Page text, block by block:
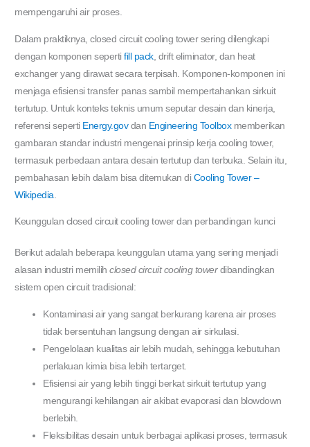
mempengaruhi air proses.
Dalam praktiknya, closed circuit cooling tower sering dilengkapi
dengan komponen sepertifill pack, drift eliminator, dan heat
exchanger yang dirawat secara terpisah. Komponen-komponen ini
menjaga efisiensi transfer panas sambil mempertahankan sirkuit
tertutup. Untuk konteks teknis umum seputar desain dan kinerja,
referensi seperti Energy.govdan Engineering Toolboxmemberikan
gambaran standar industri mengenai prinsip kerja cooling tower,
termasuk perbedaan antara desain tertutup dan terbuka. Selain itu,
pembahasan lebih dalam bisa ditemukan di Cooling Tower –
Wikipedia
Keunggulan closed circuit cooling tower dan perbandingan kunci
Berikut adalah beberapa keunggulan utama yang sering menjadi
alasan industri memilihclosed circuit cooling towerdibandingkan
sistem open circuit tradisional:
Kontaminasi air yang sangat berkurang karena air proses
tidak bersentuhan langsung dengan air sirkulasi.
Pengelolaan kualitas air lebih mudah, sehingga kebutuhan
perlakuan kimia bisa lebih tertarget.
Efisiensi air yang lebih tinggi berkat sirkuit tertutup yang
mengurangi kehilangan air akibat evaporasi dan blowdown
berlebih.
Fleksibilitas desain untuk berbagai aplikasi proses, termasuk